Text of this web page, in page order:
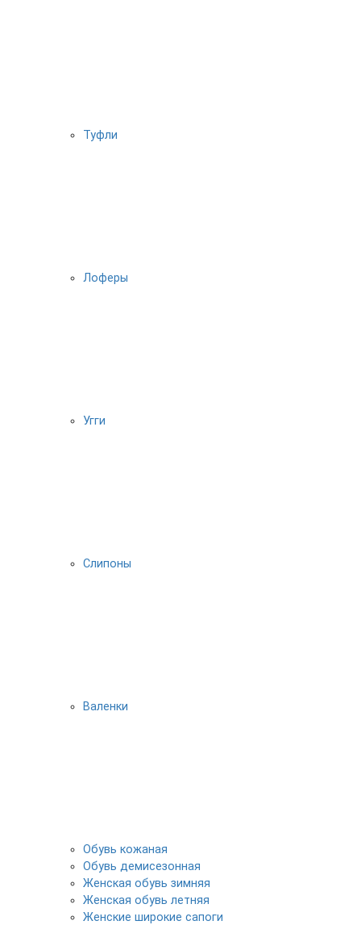
Туфли
Лоферы
Угги
Слипоны
Валенки
Обувь кожаная
Обувь демисезонная
Женская обувь зимняя
Женская обувь летняя
Женские широкие сапоги